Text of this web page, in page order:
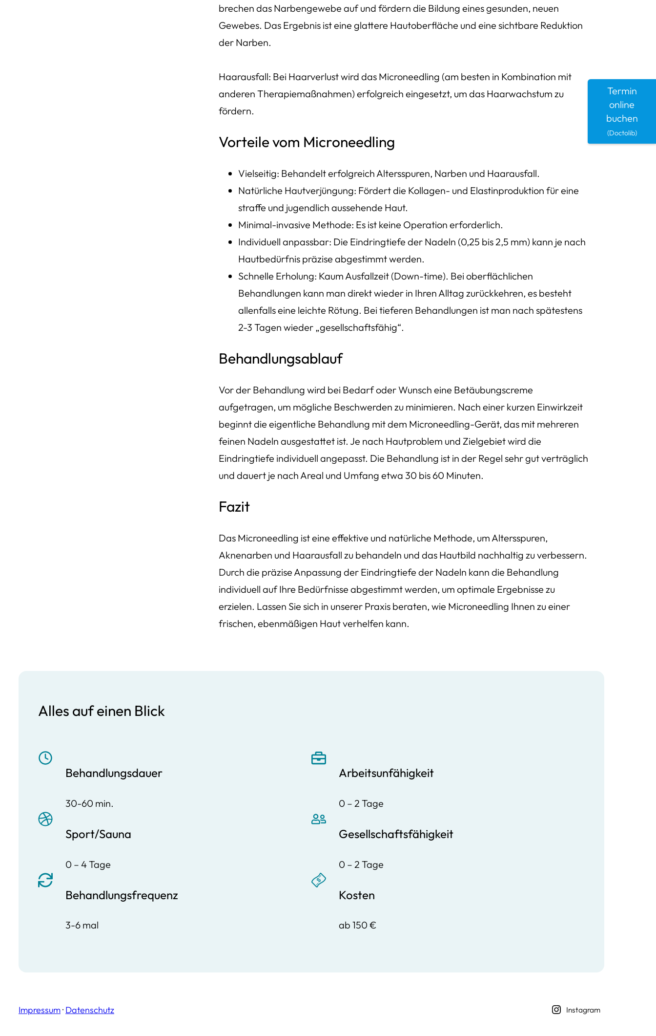
brechen das Narbengewebe auf und fördern die Bildung eines gesunden, neuen
Gewebes. Das Ergebnis ist eine glattere Hautoberfläche und eine sichtbare Reduktion
der Narben.
Haarausfall: Bei Haarverlust wird das Microneedling (am besten in Kombination mit
anderen Therapiemaßnahmen) erfolgreich eingesetzt, um das Haarwachstum zu
fördern.
Vorteile vom Microneedling
Vielseitig: Behandelt erfolgreich Altersspuren, Narben und Haarausfall.
Natürliche Hautverjüngung: Fördert die Kollagen- und Elastinproduktion für eine
straffe und jugendlich aussehende Haut.
Minimal-invasive Methode: Es ist keine Operation erforderlich.
Individuell anpassbar: Die Eindringtiefe der Nadeln (0,25 bis 2,5 mm) kann je nach
Hautbedürfnis präzise abgestimmt werden.
Schnelle Erholung: Kaum Ausfallzeit (Down-time). Bei oberflächlichen
Behandlungen kann man direkt wieder in Ihren Alltag zurückkehren, es besteht
allenfalls eine leichte Rötung. Bei tieferen Behandlungen ist man nach spätestens
2-3 Tagen wieder „gesellschaftsfähig“.
Behandlungsablauf
Vor der Behandlung wird bei Bedarf oder Wunsch eine Betäubungscreme
aufgetragen, um mögliche Beschwerden zu minimieren. Nach einer kurzen Einwirkzeit
beginnt die eigentliche Behandlung mit dem Microneedling-Gerät, das mit mehreren
feinen Nadeln ausgestattet ist. Je nach Hautproblem und Zielgebiet wird die
Eindringtiefe individuell angepasst. Die Behandlung ist in der Regel sehr gut verträglich
und dauert je nach Areal und Umfang etwa 30 bis 60 Minuten.
Fazit
Das Microneedling ist eine effektive und natürliche Methode, um Altersspuren,
Aknenarben und Haarausfall zu behandeln und das Hautbild nachhaltig zu verbessern.
Durch die präzise Anpassung der Eindringtiefe der Nadeln kann die Behandlung
individuell auf Ihre Bedürfnisse abgestimmt werden, um optimale Ergebnisse zu
erzielen. Lassen Sie sich in unserer Praxis beraten, wie Microneedling Ihnen zu einer
frischen, ebenmäßigen Haut verhelfen kann.
Alles auf einen Blick
Behandlungsdauer
30-60 min.
Sport/Sauna
0 – 4 Tage
Behandlungsfrequenz
3-6 mal
Arbeitsunfähigkeit
0 – 2 Tage
Gesellschaftsfähigkeit
0 – 2 Tage
Kosten
ab 150 €
Impressum· Datenschutz Instagram
Termin
online
buchen
(Doctolib)